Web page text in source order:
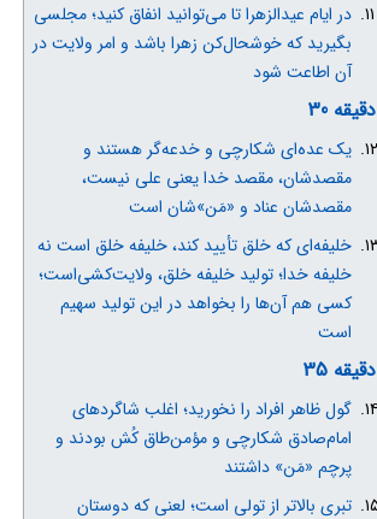
در ایام عیدالزهرا تا می‌توانید انفاق کنید؛ مجلسی
بگیرید که خوشحال‌کن زهرا باشد و امر ولایت در
آن اطاعت شود
دقیقه 30
یک عده‌ای شکارچی و خدعه‌گر هستند و
مقصدشان، مقصد خدا یعنی علی نیست،
مقصدشان عناد و «مَن»شان است
خلیفه‌ای که خلق تأیید کند، خلیفه خلق است نه
خلیفه خدا؛ تولید خلیفه خلق، ولایت‌کشی‌است؛
کسی هم آن‌ها را بخواهد در این تولید سهیم
است
دقیقه 35
گول ظاهر افراد را نخورید؛ اغلب شاگردهای
امام‌صادق شکارچی و مؤمن‌طاق کُش بودند و
پرچم «مَن» داشتند
تبری بالاتر از تولی است؛ لعنی که دوستان